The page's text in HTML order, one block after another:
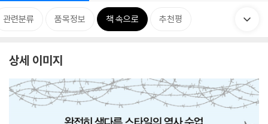
관련분류 품목정보 책 속으로 추천평
상세 이미지